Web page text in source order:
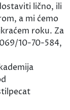
lično, ili
a mi ćemo
roku. Za
10-70-584,